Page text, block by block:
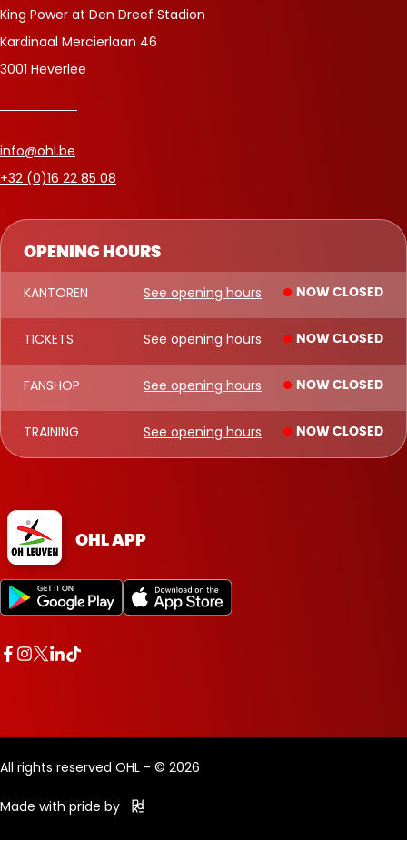
OPENING HOURS
KANTOREN See opening hours NOW CLOSED
TICKETS See opening hours NOW CLOSED
FANSHOP See opening hours NOW CLOSED
TRAINING See opening hours NOW CLOSED
King Power at Den Dreef Stadion
Kardinaal Mercierlaan 46
3001 Heverlee
info@ohl.be
+32 (0)16 22 85 08
OHL APP
All rights reserved OHL - © 2026
Made with pride by